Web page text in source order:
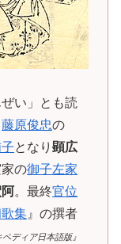
い」とも読
藤原俊忠の
となり 顕広
の御子左家
。最終官位
集』の撰者
ディア日本語版』